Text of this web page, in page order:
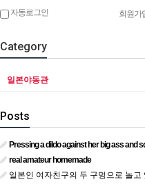
자동로그인 회원가
Category
일본야동관
Posts
Pressing a dildo against her big ass and squirting from
real amateur homemade
일본인 여자친구의 두 구멍으로 놀고 있